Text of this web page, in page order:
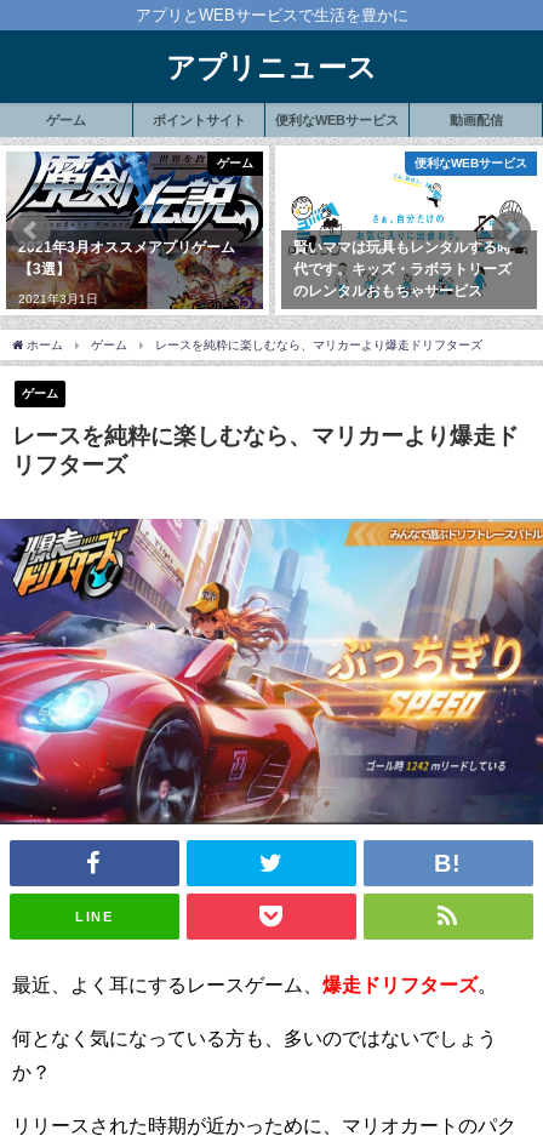
アプリとWEBサービスで生活を豊かに
アプリニュース
ゲーム ポイントサイト 便利なWEBサービス 動画配信
ゲーム
2021年3月オススメアプリゲーム
【3選】
2021年3月1日
便利なWEBサービス
賢いママは玩具もレンタルする時
代です。キッズ・ラボラトリーズ
のレンタルおもちゃサービス
2020年2月4日
ホーム ゲーム レースを純粋に楽しむなら、マリカーより爆走ドリフターズ
ゲーム
レースを純粋に楽しむなら、マリカーより爆走ド
リフターズ
LINE
最近、よく耳にするレースゲーム、 爆走ドリフターズ。
何となく気になっている方も、多いのではないでしょう
か？
リリースされた時期が近かっために、マリオカートのパク